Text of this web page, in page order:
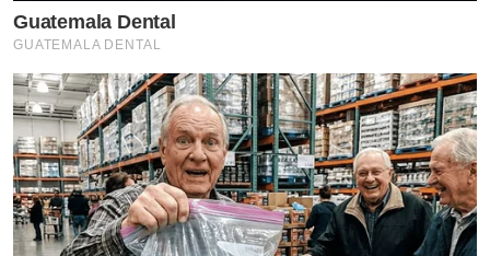
Guatemala Dental
GUATEMALA DENTAL